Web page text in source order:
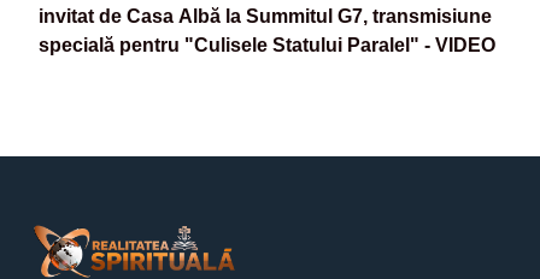
invitat de Casa Albă la Summitul G7, transmisiune
specială pentru "Culisele Statului Paralel" - VIDEO